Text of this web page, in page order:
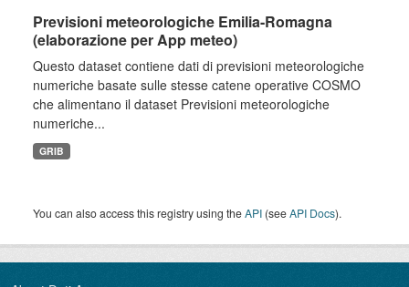
Previsioni meteorologiche Emilia-Romagna
(elaborazione per App meteo)
Questo dataset contiene dati di previsioni meteorologiche
numeriche basate sulle stesse catene operative COSMO
che alimentano il dataset Previsioni meteorologiche
numeriche...
GRIB
You can also access this registry using theAPI (seeAPI Docs).